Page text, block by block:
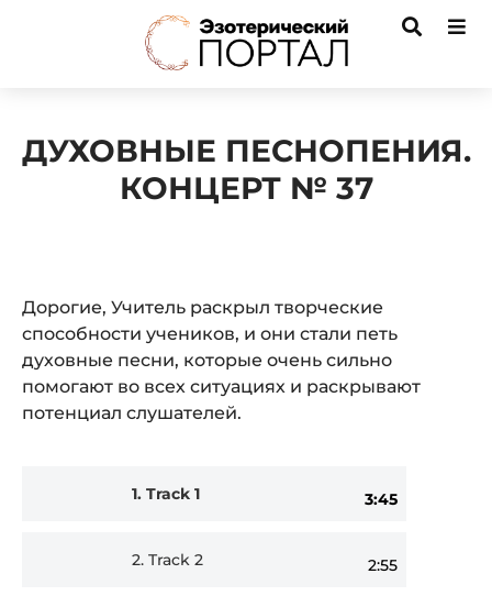
ДУХОВНЫЕ ПЕСНОПЕНИЯ.
КОНЦЕРТ № 37
Дорогие, Учитель раскрыл творческие
способности учеников, и они стали петь
духовные песни, которые очень сильно
помогают во всех ситуациях и раскрывают
потенциал слушателей.
1. Track 1 3:45
2. Track 2 2:55